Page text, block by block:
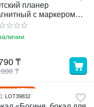
планер
с маркером
календарь" 97
29 х 42 см
₸
₸
37%
LOT39832